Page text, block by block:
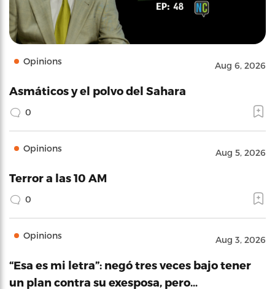
Opinions Aug 6, 2026
Asmáticos y el polvo del Sahara
0
Opinions Aug 5, 2026
Terror a las 10 AM
0
Opinions Aug 3, 2026
“Esa es mi letra”: negó tres veces bajo tener
un plan contra su exesposa, pero…